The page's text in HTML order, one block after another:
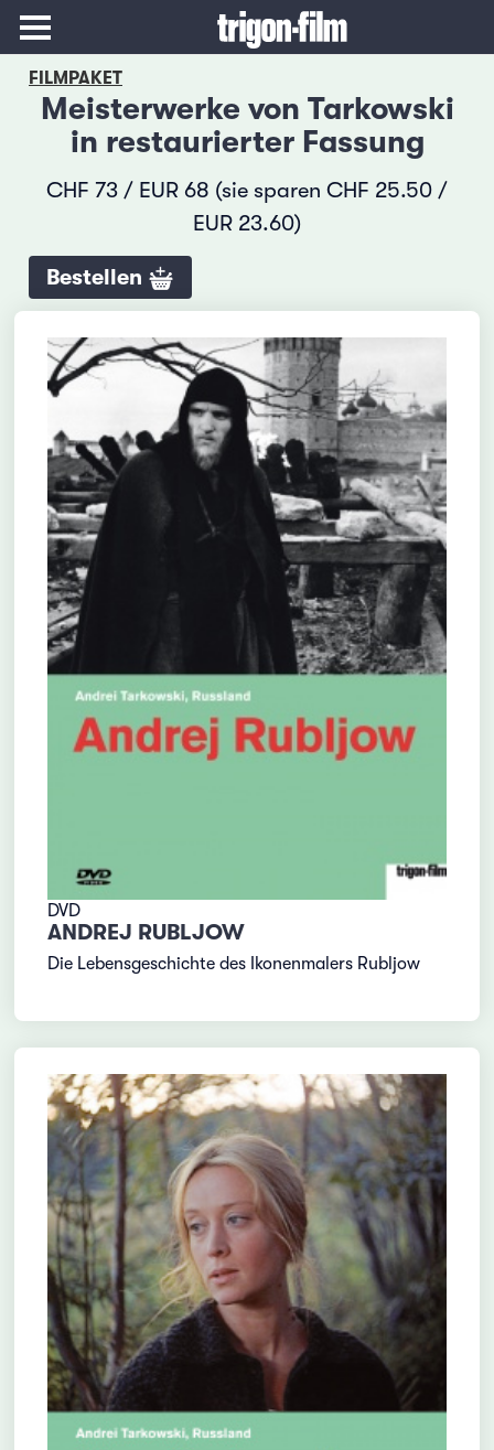
FILMPAKET
Meisterwerke von Tarkowski
in restaurierter Fassung
CHF 73 / EUR 68 (sie sparen CHF 25.50 /
EUR 23.60)
Bestellen
DVD
ANDREJ RUBLJOW
Die Lebensgeschichte des Ikonenmalers Rubljow